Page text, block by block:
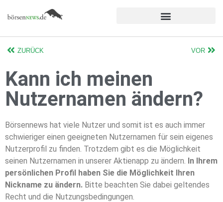
ZURÜCK VOR
Kann ich meinen
Nutzernamen ändern?
Börsennews hat viele Nutzer und somit ist es auch immer
schwieriger einen geeigneten Nutzernamen für sein eigenes
Nutzerprofil zu finden. Trotzdem gibt es die Möglichkeit
seinen Nutzernamen in unserer Aktienapp zu ändern. In Ihrem
persönlichen Profil haben Sie die Möglichkeit Ihren
Nickname zu ändern. Bitte beachten Sie dabei geltendes
Recht und die Nutzungsbedingungen.